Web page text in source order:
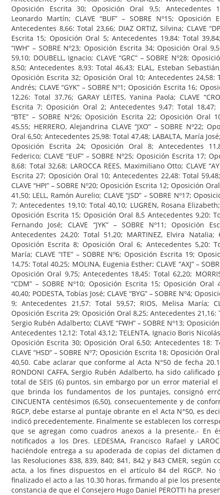
Oposición Escrita 30; Oposición Oral 9,5; Antecedentes
Leonardo Martín; CLAVE “BUF” – SOBRE Nº15;
Antecedentes 8,66: Total 23,66; DIAZ ORTIZ, Silvina; CLAVE
Escrita 15; Oposición Oral 5; Antecedentes 19,84: Total
“IWH” – SOBRE Nº23; Oposición Escrita 34; Oposición Oral
59,10; DOUBELL, Ignacio; CLAVE “GRC” – SOBRE Nº28;
8,50; Antecedentes 8,93: Total 46,43; ELAL, Esteban Sebastián;
Oposición Escrita 32; Oposición Oral 10; Antecedentes 24,58:
Andrés; CLAVE “GYK” – SOBRE Nº1; Oposición Escrita 16;
12,26: Total 37,76; GARAY LEITES, Yanina Paola; CLAVE
Escrita 7; Oposición Oral 2; Antecedentes 9,47: Total 18,47;
“BTE” – SOBRE Nº26; Oposición Escrita 22; Oposición Oral
45,55; HERRERO, Alejandrina CLAVE “JXO” – SOBRE Nº22;
Oral 6,50; Antecedentes 25,98: Total 47,48; LABALTA, María José;
Oposición Escrita 24; Oposición Oral 8; Antecedentes
Federico; CLAVE “EUF” – SOBRE Nº25; Oposición Escrita 17;
8,68: Total 32,68; LAROCCA REES, Maximiliano Otto; CLAVE
Escrita 27; Oposición Oral 10; Antecedentes 22,48: Total
CLAVE “HPI” – SOBRE Nº20; Oposición Escrita 12; Oposición
41,50; LELL, Ramón Aurelio; CLAVE “JSD” – SOBRE Nº17;
7; Antecedentes 19,10: Total 40,10; LUGREN, Rosana Elizabeth;
Oposición Escrita 15; Oposición Oral 8,5 Antecedentes 9,20:
Fernando José; CLAVE “JYK” – SOBRE Nº11; Oposición
Antecedentes 24,20: Total 51,20; MARTINEZ, Elvira Natalia;
Oposición Escrita 8; Oposición Oral 6; Antecedentes 5,20:
María; CLAVE “ITE” – SOBRE Nº6; Oposición Escrita 19;
14,75: Total 40,25; MOLINA, Eugenia Esther; CLAVE “AXJ” –
Oposición Oral 9,75; Antecedentes 18,45: Total 62,20;
“CDM” – SOBRE Nº10; Oposición Escrita 15; Oposición
40,40; PODESTA, Tobías José; CLAVE “BYG” – SOBRE Nº4;
9; Antecedentes 21,57: Total 59,57; RIOS, Melisa María;
Oposición Escrita 29; Oposición Oral 8,25; Antecedentes 21,16:
Sergio Rubén Adalberto; CLAVE “FWH” – SOBRE Nº13;
Antecedentes 12,12: Total 43,12; TELENTA, Ignacio Boris Nicolás;
Oposición Escrita 30; Oposición Oral 6,50; Antecedentes 18:
CLAVE “HSD” – SOBRE Nº7; Oposición Escrita 18; Oposición
40,50. Cabe aclarar que conforme al Acta N°50 de fecha
RONDONI CAFFA, Sergio Rubén Adalberto, ha sido
total de SEIS (6) puntos, sin embargo por un error material
que brinda los fundamentos de los puntajes, consignó
CINCUENTA centésimos (6,50), consecuentemente y de
RGCP, debe estarse al puntaje obrante en el Acta N°50, es
indicó precedentemente. Finalmente se establecen los
que se agregan como cuadros anexos a la presente.- En
notificados a los Dres. LEDESMA, Francisco Rafael y
haciéndole entrega a su apoderada de copias del dictamen
las Resoluciones 838, 839, 840; 841, 842 y 843 CMER, según
acta, a los fines dispuestos en el artículo 84 del RGCP.
finalizado el acto a las 10.30 horas, firmando al pie los
constancia de que el Consejero Hugo Daniel PEROTTI ha